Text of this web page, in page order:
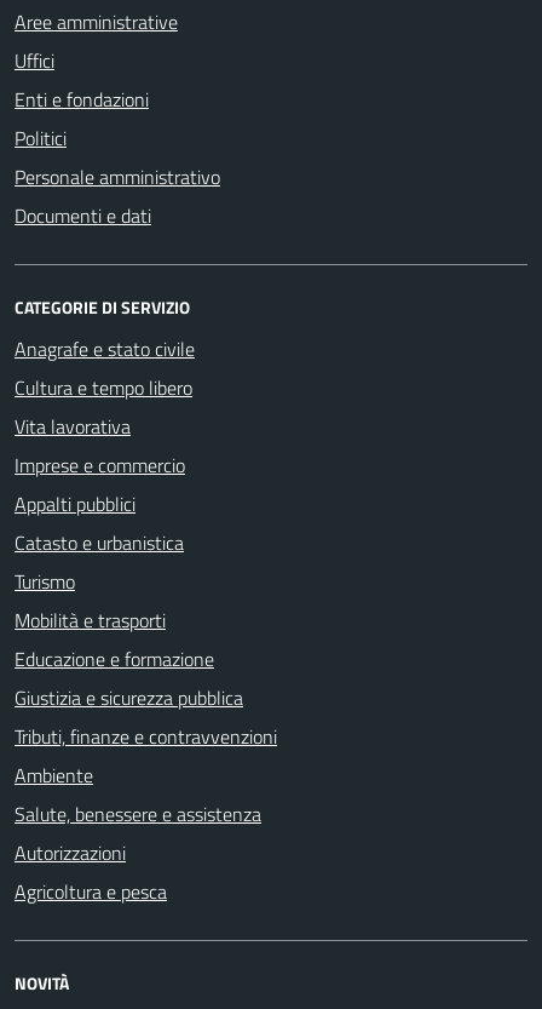
Aree amministrative
Uffici
Enti e fondazioni
Politici
Personale amministrativo
Documenti e dati
CATEGORIE DI SERVIZIO
Anagrafe e stato civile
Cultura e tempo libero
Vita lavorativa
Imprese e commercio
Appalti pubblici
Catasto e urbanistica
Turismo
Mobilità e trasporti
Educazione e formazione
Giustizia e sicurezza pubblica
Tributi, finanze e contravvenzioni
Ambiente
Salute, benessere e assistenza
Autorizzazioni
Agricoltura e pesca
NOVITÀ